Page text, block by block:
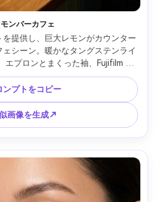
モンバーカフェ
提供し、巨大レモンがカウンター
シーン。暖かなタングステンライ
エプロンとまくった袖、Fujifilm X-
然な中間ショット、クリーミーな
食感とナチュラルカラー --ar 4:5
ンプトをコピー
画像を生成↗